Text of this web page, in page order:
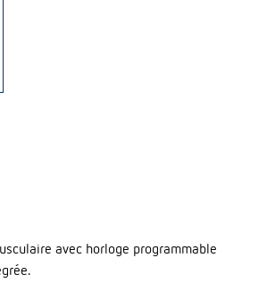
avec horloge programmable